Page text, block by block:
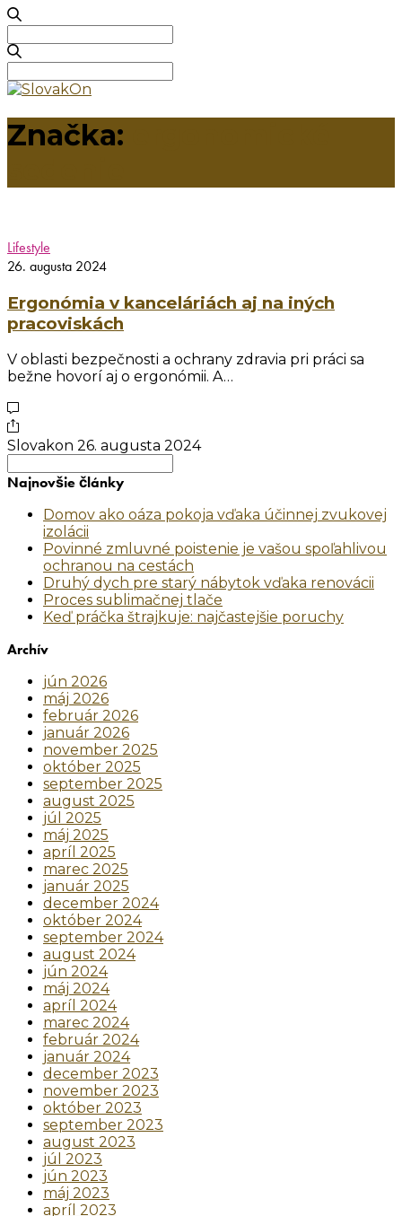
for:
for:
Značka:
Lifestyle
26. augusta 2024
Ergonómia v kanceláriách aj na iných
pracoviskách
V oblasti bezpečnosti a ochrany zdravia pri práci sa
bežne hovorí aj o ergonómii. A…
Slovakon 26. augusta 2024
for:
Najnovšie články
Domov ako oáza pokoja vďaka účinnej zvukovej
izolácii
Povinné zmluvné poistenie je vašou spoľahlivou
ochranou na cestách
Druhý dych pre starý nábytok vďaka renovácii
Proces sublimačnej tlače
Keď práčka štrajkuje: najčastejšie poruchy
Archív
jún 2026
máj 2026
február 2026
január 2026
november 2025
október 2025
september 2025
august 2025
júl 2025
máj 2025
apríl 2025
marec 2025
január 2025
december 2024
október 2024
september 2024
august 2024
jún 2024
máj 2024
apríl 2024
marec 2024
február 2024
január 2024
december 2023
november 2023
október 2023
september 2023
august 2023
júl 2023
jún 2023
máj 2023
apríl 2023